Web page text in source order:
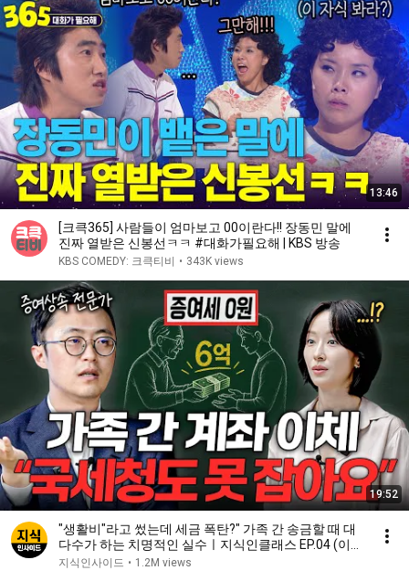
13:46
[크큭365] 사람들이 엄마보고 00이란다!! 장동민 말에
진짜 열받은 신봉선ㅋㅋ #대화가필요해 | KBS 방송
KBS COMEDY: 크큭티비 • 343K views
19:52
"생활비"라고 썼는데 세금 폭탄?" 가족 간 송금할 때 대
다수가 하는 치명적인 실수ㅣ지식인클래스 EP.04 (이장
원 2부)
지식인사이드 • 1.2M views